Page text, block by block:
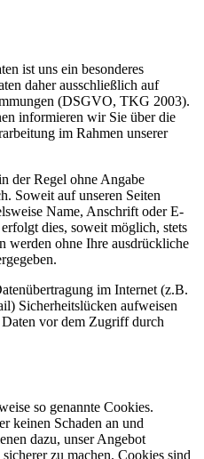
ist uns ein besonderes
daher ausschließlich auf
(DSGVO, TKG 2003).
informieren wir Sie über die
im Rahmen unserer
der Regel ohne Angabe
Soweit auf unseren Seiten
Name, Anschrift oder E-
dies, soweit möglich, stets
werden ohne Ihre ausdrückliche
im Internet (z.B.
Sicherheitslücken aufweisen
vor dem Zugriff durch
so genannte Cookies.
keinen Schaden an und
dazu, unser Angebot
zu machen. Cookies sind